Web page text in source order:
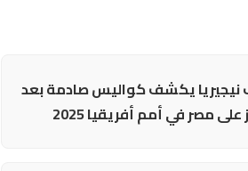
نيجيريا يكشف كواليس صادمة بعد
مصر في أمم أفريقيا 2025